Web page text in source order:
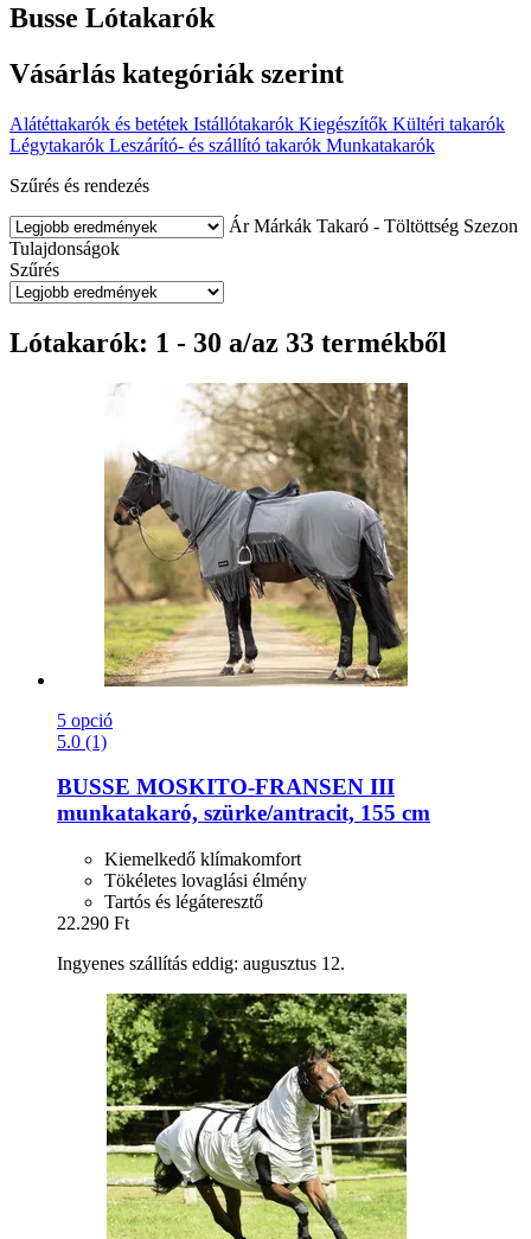
Busse Lótakarók
Vásárlás kategóriák szerint
Alátéttakarók és betétek Istállótakarók Kiegészítők Kültéri takarók
Légytakarók Leszárító- és szállító takarók Munkatakarók
Szűrés és rendezés
Ár Márkák Takaró - Töltöttség Szezon
Tulajdonságok
Szűrés
Lótakarók: 1 - 30 a/az 33 termékből
5 opció
5.0 (1)
BUSSE MOSKITO-​FRANSEN III
munkatakaró, szürke/antracit, 155 cm
Kiemelkedő klímakomfort
Tökéletes lovaglási élmény
Tartós és légáteresztő
22.290 Ft
Ingyenes szállítás eddig: augusztus 12.